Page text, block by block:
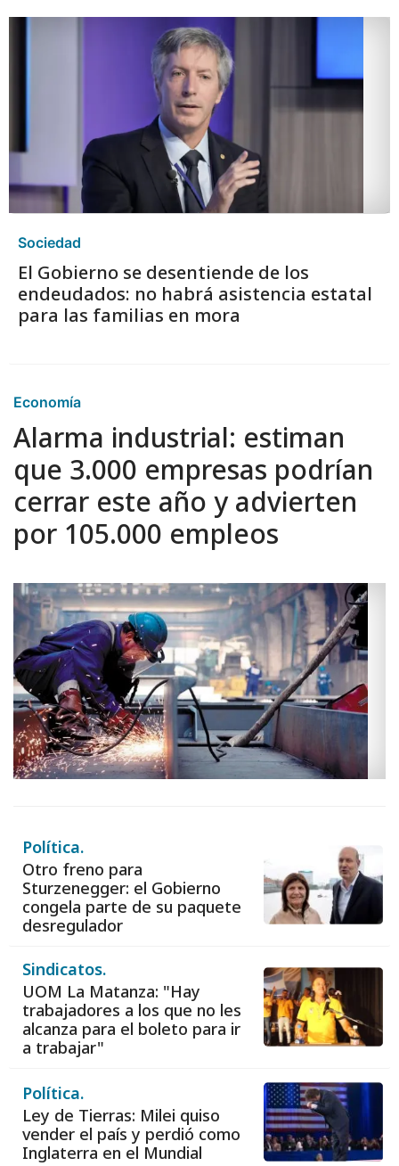
Sociedad
El Gobierno se desentiende de los
endeudados: no habrá asistencia estatal
para las familias en mora
Economía
Alarma industrial: estiman
que 3.000 empresas podrían
cerrar este año y advierten
por 105.000 empleos
Política.
Otro freno para
Sturzenegger: el Gobierno
congela parte de su paquete
desregulador
Sindicatos.
UOM La Matanza: "Hay
trabajadores a los que no les
alcanza para el boleto para ir
a trabajar"
Política.
Ley de Tierras: Milei quiso
vender el país y perdió como
Inglaterra en el Mundial